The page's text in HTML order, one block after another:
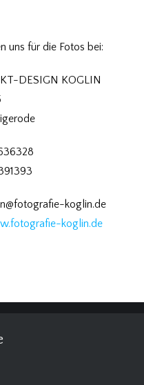
uns für die Fotos bei:
DESIGN KOGLIN
koglin.de
koglin.de